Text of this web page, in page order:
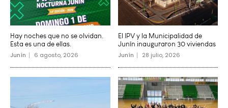
Hay noches que no se olvidan.
Esta es una de ellas.
Junín 6 agosto, 2026
El IPV y la Municipalidad de
Junín inauguraron 30 viviendas
Junín 28 julio, 2026